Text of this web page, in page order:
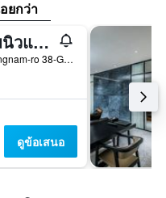
ยกว่า
โรงแรมนิวแกรนด์
46, Chilseongnam-ro 38-Gil, Buk-gu, แทกู, เกาหลีใต้
ดูข้อเสนอ